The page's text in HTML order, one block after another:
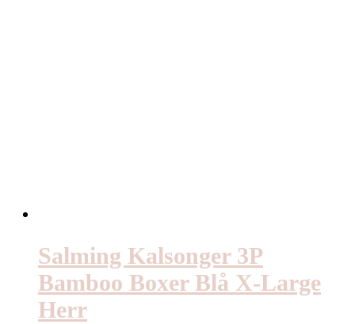
Salming Kalsonger 3P
Bamboo Boxer Blå X-Large
Herr